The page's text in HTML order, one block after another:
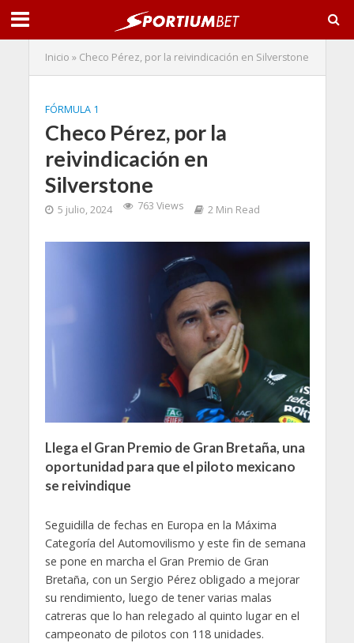
Inicio » Checo Pérez, por la reivindicación en Silverstone
FÓRMULA 1
Checo Pérez, por la
reivindicación en
Silverstone
5 julio, 2024 763 Views 2 Min Read
Llega el Gran Premio de Gran Bretaña, una
oportunidad para que el piloto mexicano
se reivindique
Seguidilla de fechas en Europa en la Máxima
Categoría del Automovilismo y este fin de semana
se pone en marcha el Gran Premio de Gran
Bretaña, con un Sergio Pérez obligado a mejorar
su rendimiento, luego de tener varias malas
catreras que lo han relegado al quinto lugar en el
campeonato de pilotos con 118 unidades.